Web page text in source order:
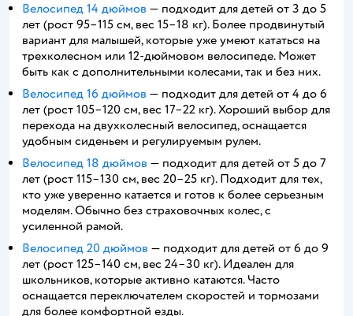
Велосипед 14 дюймов — подходит для детей от 3 до 5
лет (рост 95–115 см, вес 15–18 кг). Более продвинутый
вариант для малышей, которые уже умеют кататься на
трехколесном или 12-дюймовом велосипеде. Может
быть как с дополнительными колесами, так и без них.
Велосипед 16 дюймов — подходит для детей от 4 до 6
лет (рост 105–120 см, вес 17–22 кг). Хороший выбор для
перехода на двухколесный велосипед, оснащается
удобным сиденьем и регулируемым рулем.
Велосипед 18 дюймов — подходит для детей от 5 до 7
лет (рост 115–130 см, вес 20–25 кг). Подходит для тех,
кто уже уверенно катается и готов к более серьезным
моделям. Обычно без страховочных колес, с
усиленной рамой.
Велосипед 20 дюймов — подходит для детей от 6 до 9
лет (рост 125–140 см, вес 24–30 кг). Идеален для
школьников, которые активно катаются. Часто
оснащается переключателем скоростей и тормозами
для более комфортной езды.